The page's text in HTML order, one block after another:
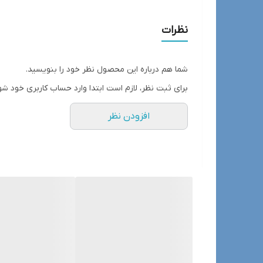
دور سینه ۲) ۱۱۴ کمر ۱۰۶ باسن ۱۲۴ بازو ۴۴
دور سینه ۳) ۱۲۴ کمر ۱۱۴ باسن ۱۳۲ بازو ۴۸
نظرات
شما هم درباره این محصول نظر خود را بنویسید.
برای ثبت نظر، لازم است ابتدا وارد حساب کاربری خود
افزودن نظر